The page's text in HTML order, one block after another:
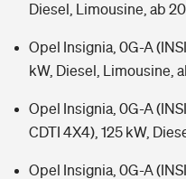
Diesel, Limousine, ab
Opel Insignia, 0G-A
kW, Diesel, Limousine,
Opel Insignia, 0G-A
CDTI 4X4), 125 kW,
Opel Insignia, 0G-A